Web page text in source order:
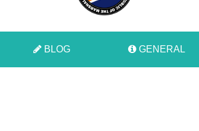
BLOG GENERAL